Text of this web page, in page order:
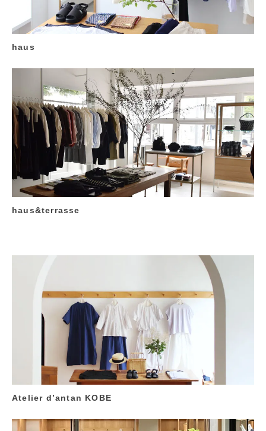
haus
haus&terrasse
Atelier d’antan KOBE